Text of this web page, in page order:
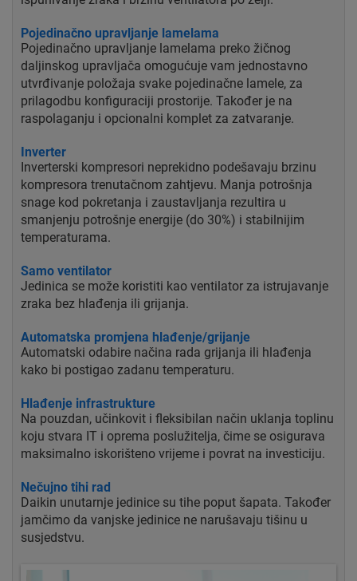
Pojedinačno upravljanje lamelama
Pojedinačno upravljanje lamelama preko žičnog
daljinskog upravljača omogućuje vam jednostavno
utvrđivanje položaja svake pojedinačne lamele, za
prilagodbu konfiguraciji prostorije. Također je na
raspolaganju i opcionalni komplet za zatvaranje.
Inverter
Inverterski kompresori neprekidno podešavaju brzinu
kompresora trenutačnom zahtjevu. Manja potrošnja
snage kod pokretanja i zaustavljanja rezultira u
smanjenju potrošnje energije (do 30%) i stabilnijim
temperaturama.
Samo ventilator
Jedinica se može koristiti kao ventilator za istrujavanje
zraka bez hlađenja ili grijanja.
Automatska promjena hlađenje/grijanje
Automatski odabire načina rada grijanja ili hlađenja
kako bi postigao zadanu temperaturu.
Hlađenje infrastrukture
Na pouzdan, učinkovit i fleksibilan način uklanja toplinu
koju stvara IT i oprema poslužitelja, čime se osigurava
maksimalno iskorišteno vrijeme i povrat na investiciju.
Nečujno tihi rad
Daikin unutarnje jedinice su tihe poput šapata. Također
jamčimo da vanjske jedinice ne narušavaju tišinu u
susjedstvu.